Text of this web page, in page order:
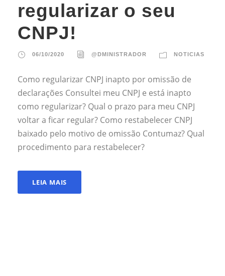
regularizar o seu
CNPJ!
06/10/2020 @DMINISTRADOR NOTICIAS
Como regularizar CNPJ inapto por omissão de
declarações Consultei meu CNPJ e está inapto
como regularizar? Qual o prazo para meu CNPJ
voltar a ficar regular? Como restabelecer CNPJ
baixado pelo motivo de omissão Contumaz? Qual
procedimento para restabelecer?
LEIA MAIS